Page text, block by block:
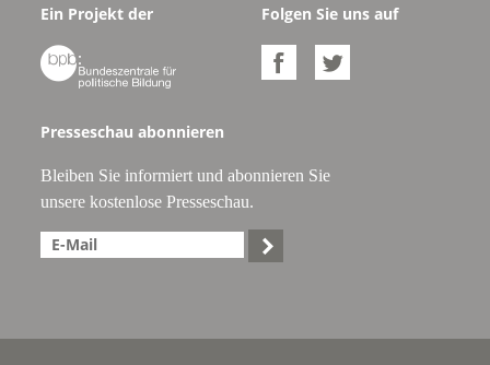
Ein Projekt der

Folgen Sie uns auf
 
Presseschau abonnieren
Bleiben Sie informiert und abonnieren Sie
unsere kostenlose Presseschau.
